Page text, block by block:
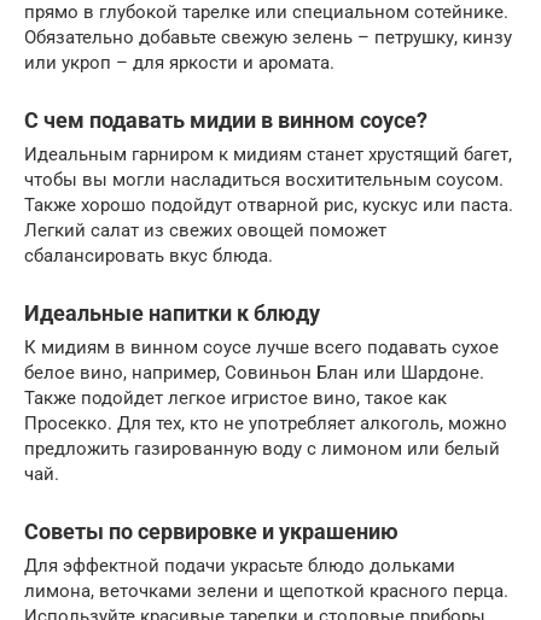
прямо в глубокой тарелке или специальном сотейнике.
Обязательно добавьте свежую зелень – петрушку, кинзу
или укроп – для яркости и аромата.
С чем подавать мидии в винном соусе?
Идеальным гарниром к мидиям станет хрустящий багет,
чтобы вы могли насладиться восхитительным соусом.
Также хорошо подойдут отварной рис, кускус или паста.
Легкий салат из свежих овощей поможет
сбалансировать вкус блюда.
Идеальные напитки к блюду
К мидиям в винном соусе лучше всего подавать сухое
белое вино, например, Совиньон Блан или Шардоне.
Также подойдет легкое игристое вино, такое как
Просекко. Для тех, кто не употребляет алкоголь, можно
предложить газированную воду с лимоном или белый
чай.
Советы по сервировке и украшению
Для эффектной подачи украсьте блюдо дольками
лимона, веточками зелени и щепоткой красного перца.